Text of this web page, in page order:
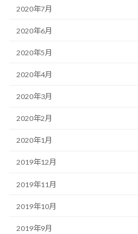
2020年7月
2020年6月
2020年5月
2020年4月
2020年3月
2020年2月
2020年1月
2019年12月
2019年11月
2019年10月
2019年9月